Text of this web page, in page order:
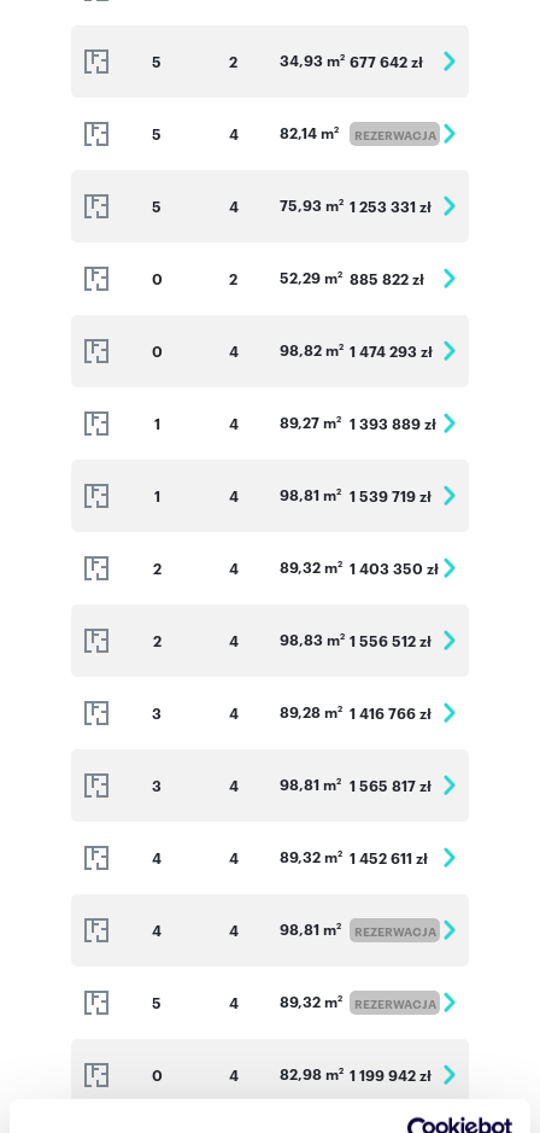
5 2 34,93 m2 677 642 zł
5 4 82,14 m2 REZERWACJA
5 4 75,93 m2 1 253 331 zł
0 2 52,29 m2 885 822 zł
0 4 98,82 m2 1 474 293 zł
1 4 89,27 m2 1 393 889 zł
1 4 98,81 m2 1 539 719 zł
2 4 89,32 m2 1 403 350 zł
2 4 98,83 m2 1 556 512 zł
3 4 89,28 m2 1 416 766 zł
3 4 98,81 m2 1 565 817 zł
4 4 89,32 m2 1 452 611 zł
4 4 98,81 m2 REZERWACJA
5 4 89,32 m2 REZERWACJA
0 4 82,98 m2 1 199 942 zł